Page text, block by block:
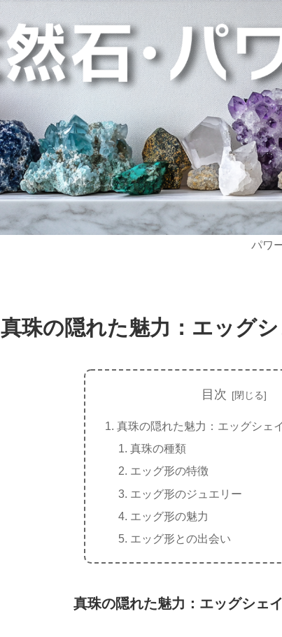
パワ
真珠の隠れた魅力：エッグ
目次
真珠の隠れた魅力：エッグシェ
真珠の種類
エッグ形の特徴
エッグ形のジュエリー
エッグ形の魅力
エッグ形との出会い
真珠の隠れた魅力：エッグシェ